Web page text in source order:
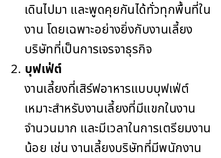
เดินไปมา และพูดคุยกันได้ทั่วทุกพื้นที่ใน
งาน โดยเฉพาะอย่างยิ่งกับงานเลี้ยง
บริษัทที่เป็นการเจรจาธุรกิจ
บุฟเฟ่ต์
งานเลี้ยงที่เสิร์ฟอาหารแบบบุฟเฟ่ต์
เหมาะสำหรับงานเลี้ยงที่มีแขกในงาน
จำนวนมาก และมีเวลาในการเตรียมงาน
น้อย เช่น งานเลี้ยงบริษัทที่มีพนักงาน